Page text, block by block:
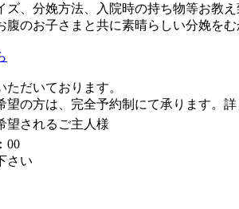
、分娩方法、入院時の持ち物等お教え
のお子さまと共に素晴らしい分娩をむ
だいております。
の方は、完全予約制にて承ります。詳
望されるご主人様
00
さい